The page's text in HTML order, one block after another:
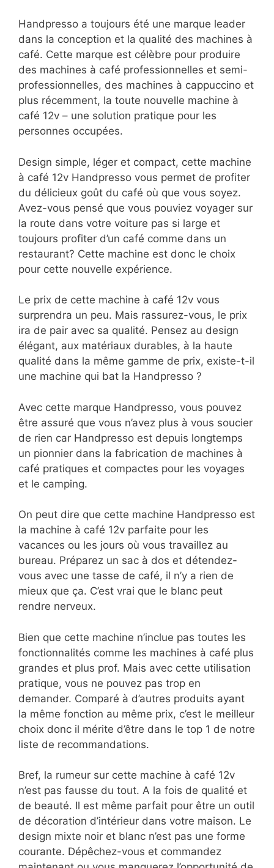
Handpresso a toujours été une marque leader
dans la conception et la qualité des machines à
café. Cette marque est célèbre pour produire
des machines à café professionnelles et semi-
professionnelles, des machines à cappuccino et
plus récemment, la toute nouvelle machine à
café 12v – une solution pratique pour les
personnes occupées.
Design simple, léger et compact, cette machine
à café 12v Handpresso vous permet de profiter
du délicieux goût du café où que vous soyez.
Avez-vous pensé que vous pouviez voyager sur
la route dans votre voiture pas si large et
toujours profiter d’un café comme dans un
restaurant? Cette machine est donc le choix
pour cette nouvelle expérience.
Le prix de cette machine à café 12v vous
surprendra un peu. Mais rassurez-vous, le prix
ira de pair avec sa qualité. Pensez au design
élégant, aux matériaux durables, à la haute
qualité dans la même gamme de prix, existe-t-il
une machine qui bat la Handpresso ?
Avec cette marque Handpresso, vous pouvez
être assuré que vous n’avez plus à vous soucier
de rien car Handpresso est depuis longtemps
un pionnier dans la fabrication de machines à
café pratiques et compactes pour les voyages
et le camping.
On peut dire que cette machine Handpresso est
la machine à café 12v parfaite pour les
vacances ou les jours où vous travaillez au
bureau. Préparez un sac à dos et détendez-
vous avec une tasse de café, il n’y a rien de
mieux que ça. C’est vrai que le blanc peut
rendre nerveux.
Bien que cette machine n’inclue pas toutes les
fonctionnalités comme les machines à café plus
grandes et plus prof. Mais avec cette utilisation
pratique, vous ne pouvez pas trop en
demander. Comparé à d’autres produits ayant
la même fonction au même prix, c’est le meilleur
choix donc il mérite d’être dans le top 1 de notre
liste de recommandations.
Bref, la rumeur sur cette machine à café 12v
n’est pas fausse du tout. A la fois de qualité et
de beauté. Il est même parfait pour être un outil
de décoration d’intérieur dans votre maison. Le
design mixte noir et blanc n’est pas une forme
courante. Dépêchez-vous et commandez